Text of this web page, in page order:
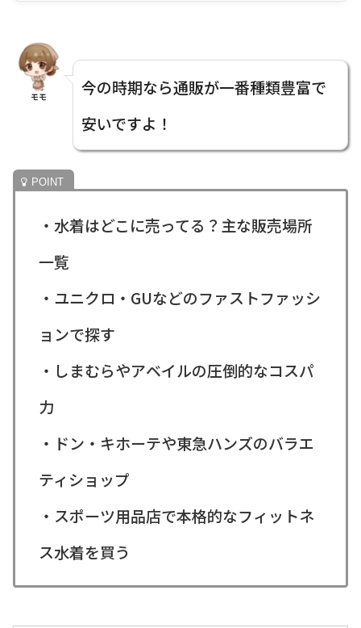
モモ
今の時期なら通販が一番種類豊富で
安いですよ！
・水着はどこに売ってる？主な販売場所
一覧
・ユニクロ・GUなどのファストファッシ
ョンで探す
・しまむらやアベイルの圧倒的なコスパ
力
・ドン・キホーテや東急ハンズのバラエ
ティショップ
・スポーツ用品店で本格的なフィットネ
ス水着を買う